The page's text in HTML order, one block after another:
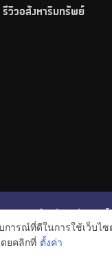
รีวิวอสังหาริมทรัพย์
หน้าหลัก รีวิวคอน
ข่าวอสังหาริมทรัพย์
ารณ์ที่ดีในการใช้เว็บไ
ยคลิกที่ ตั้งค่า